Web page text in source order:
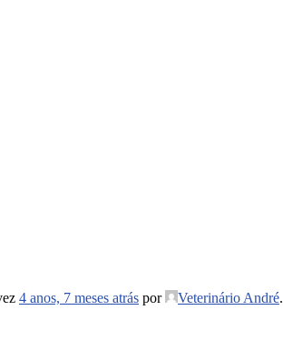
4 anos, 7 meses atrás por Veterinário André.